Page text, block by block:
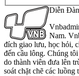
Diễn
Nam.
đích giao lưu, học hỏi,
đến cầu lông. Chúng
do thành viên đưa lên
soát chặt chẽ các